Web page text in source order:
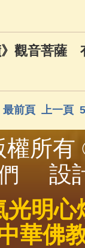
》觀音菩薩
最前頁 上一頁 5
權所
設
光明心
華佛